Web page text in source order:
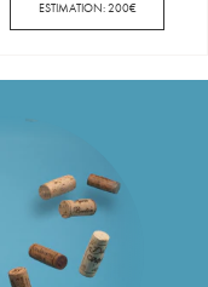
ESTIMATION:200€